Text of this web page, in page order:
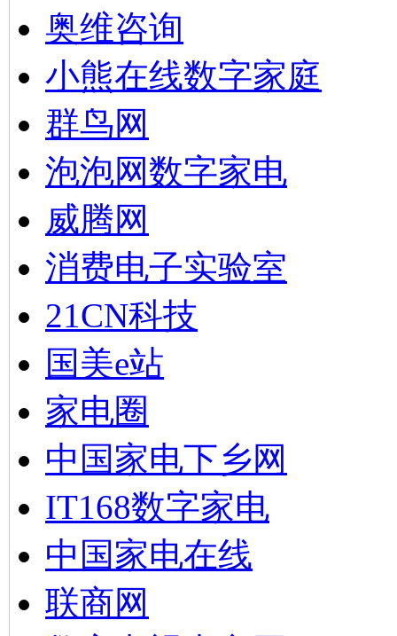
奥维咨询
小熊在线数字家庭
群鸟网
泡泡网数字家电
威腾网
消费电子实验室
21CN科技
国美e站
家电圈
中国家电下乡网
IT168数字家电
中国家电在线
联商网